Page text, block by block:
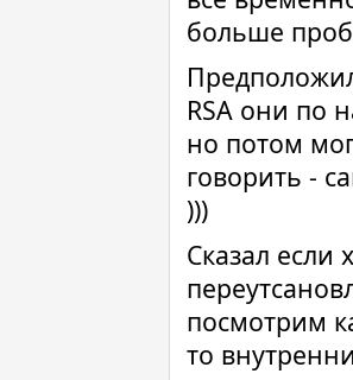
больше
RSA они по
но потом
говорить -
)))
Сказал если
посмотрим
то